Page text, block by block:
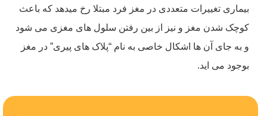
بیماری تغییرات متعددی در مغز فرد مبتلا رخ میدهد که باعث
کوچک شدن مغز و نیز از بین رفتن سلول های مغزی می شود
و به جای آن ها اشکال خاصی به نام “پلاک های پیری” در مغز
بوجود می اید.